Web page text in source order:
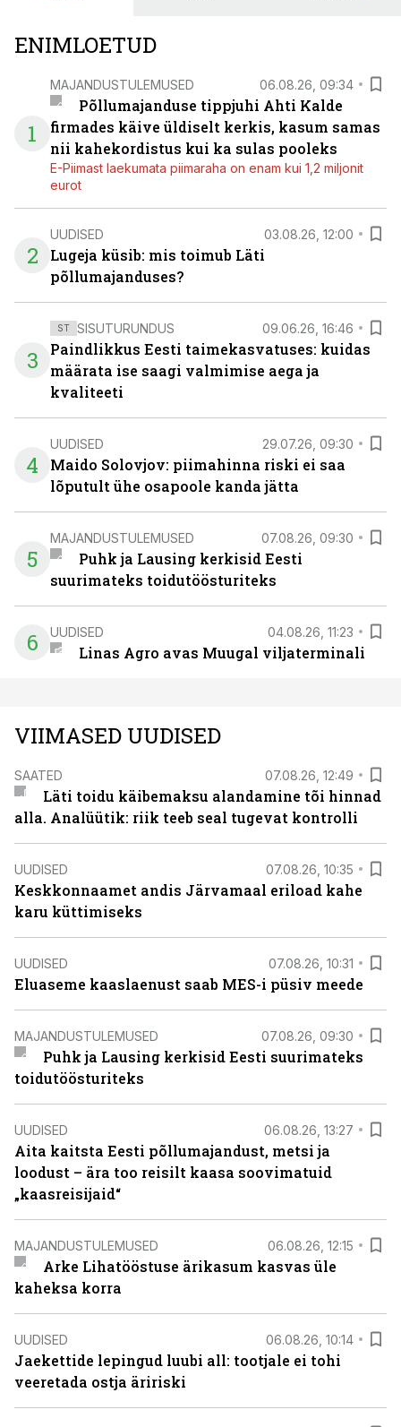
ENIMLOETUD
1
MAJANDUSTULEMUSED 06.08.26, 09:34
Põllumajanduse tippjuhi Ahti Kalde
firmades käive üldiselt kerkis, kasum samas
nii kahekordistus kui ka sulas pooleks
E-Piimast laekumata piimaraha on enam kui 1,2 miljonit
eurot
2
UUDISED 03.08.26, 12:00
Lugeja küsib: mis toimub Läti
põllumajanduses?
3
ST SISUTURUNDUS 09.06.26, 16:46
Paindlikkus Eesti taimekasvatuses: kuidas
määrata ise saagi valmimise aega ja
kvaliteeti
4
UUDISED 29.07.26, 09:30
Maido Solovjov: piimahinna riski ei saa
lõputult ühe osapoole kanda jätta
5
MAJANDUSTULEMUSED 07.08.26, 09:30
Puhk ja Lausing kerkisid Eesti
suurimateks toidutöösturiteks
6 UUDISED 04.08.26, 11:23
Linas Agro avas Muugal viljaterminali
VIIMASED UUDISED
SAATED 07.08.26, 12:49
Läti toidu käibemaksu alandamine tõi hinnad
alla. Analüütik: riik teeb seal tugevat kontrolli
UUDISED 07.08.26, 10:35
Keskkonnaamet andis Järvamaal eriload kahe
karu küttimiseks
UUDISED 07.08.26, 10:31
Eluaseme kaaslaenust saab MES-i püsiv meede
MAJANDUSTULEMUSED 07.08.26, 09:30
Puhk ja Lausing kerkisid Eesti suurimateks
toidutöösturiteks
UUDISED 06.08.26, 13:27
Aita kaitsta Eesti põllumajandust, metsi ja
loodust – ära too reisilt kaasa soovimatuid
„kaasreisijaid“
MAJANDUSTULEMUSED 06.08.26, 12:15
Arke Lihatööstuse ärikasum kasvas üle
kaheksa korra
UUDISED 06.08.26, 10:14
Jaekettide lepingud luubi all: tootjale ei tohi
veeretada ostja äririski